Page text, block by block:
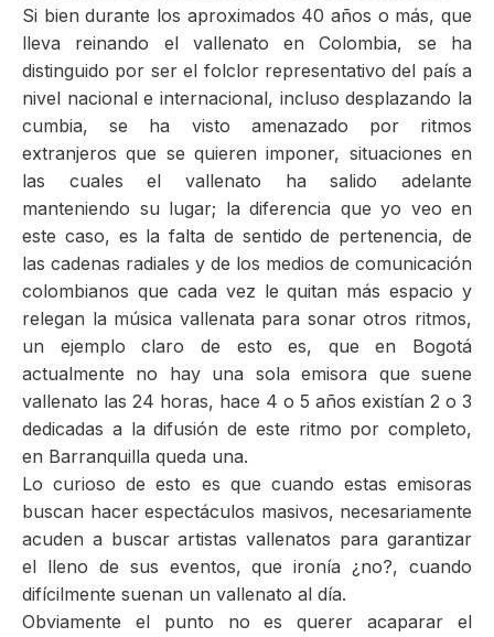
Si bien durante los aproximados 40 años o más, que
lleva reinando el vallenato en Colombia, se ha
distinguido por ser el folclor representativo del país a
nivel nacional e internacional, incluso desplazando la
cumbia, se ha visto amenazado por ritmos
extranjeros que se quieren imponer, situaciones en
las cuales el vallenato ha salido adelante
manteniendo su lugar; la diferencia que yo veo en
este caso, es la falta de sentido de pertenencia, de
las cadenas radiales y de los medios de comunicación
colombianos que cada vez le quitan más espacio y
relegan la música vallenata para sonar otros ritmos,
un ejemplo claro de esto es, que en Bogotá
actualmente no hay una sola emisora que suene
vallenato las 24 horas, hace 4 o 5 años existían 2 o 3
dedicadas a la difusión de este ritmo por completo,
en Barranquilla queda una.
Lo curioso de esto es que cuando estas emisoras
buscan hacer espectáculos masivos, necesariamente
acuden a buscar artistas vallenatos para garantizar
el lleno de sus eventos, que ironía ¿no?, cuando
difícilmente suenan un vallenato al día.
Obviamente el punto no es querer acaparar el